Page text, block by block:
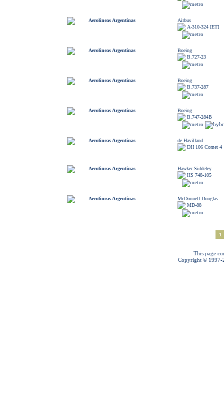
Aerolineas Argentinas
Airbus
A-310-324 [ET]
Aerolineas Argentinas
Boeing
B.727-23
Aerolineas Argentinas
Boeing
B.737-287
Aerolineas Argentinas
Boeing
B.747-284B
Aerolineas Argentinas
de Havilland
DH 106 Comet 4
Aerolineas Argentinas
Hawker Siddeley
HS 748-105
Aerolineas Argentinas
McDonnell Douglas
MD-88
1
This page
Copyright © 1997-